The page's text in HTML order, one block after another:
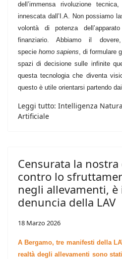
dell’immensa rivoluzione
innescata dall’I.A. Non possiamo
volontà di potenza
finanziario. Abbiamo il
specie homo sapiens, di formulare
spazi di decisione sulle infinite
questa tecnologia che diventa
questo è utile orientarsi partendo
Leggi tutto: Intelligenza
Artificiale
Censurata la
contro lo
negli allevamenti,
denuncia della LAV
18 Marzo 2026
A Bergamo, tre manifesti della
realtà degli allevamenti sono